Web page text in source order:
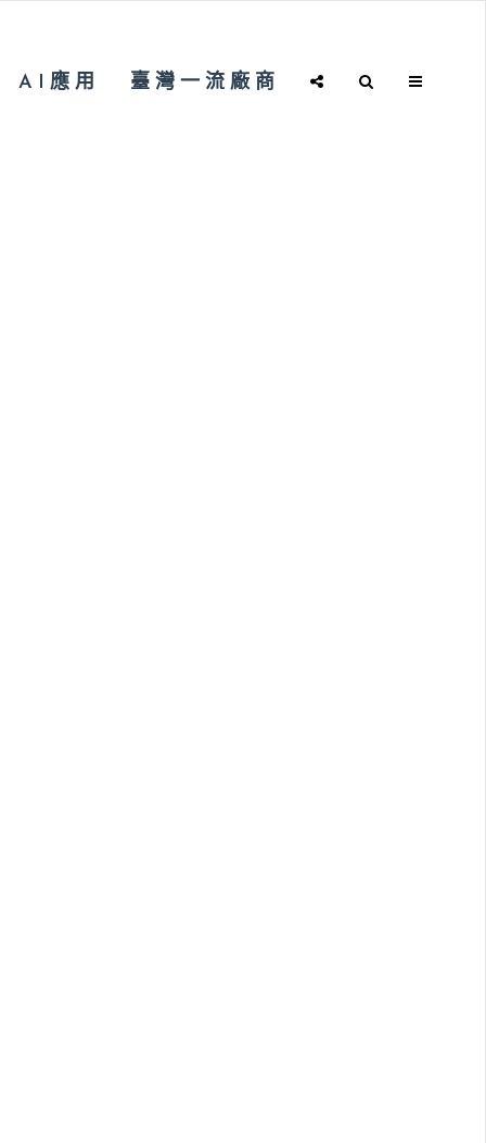
AI應用 臺灣一流廠商